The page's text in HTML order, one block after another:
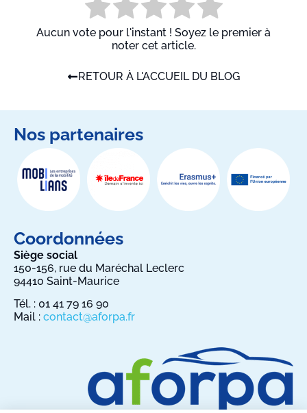
Aucun vote pour l'instant ! Soyez le premier à
noter cet article.
RETOUR À L'ACCUEIL DU BLOG
Nos partenaires
Coordonnées
Siège social
150-156, rue du Maréchal Leclerc
94410 Saint-Maurice
Tél. : 01 41 79 16 90
Mail : contact@aforpa.fr